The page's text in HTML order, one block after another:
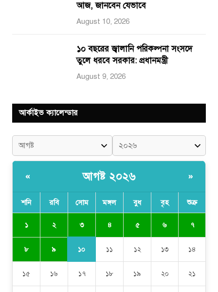
আজ, জানবেন যেভাবে
August 10, 2026
১০ বছরের জ্বালানি পরিকল্পনা সংসদে
তুলে ধরবে সরকার: প্রধানমন্ত্রী
August 9, 2026
আর্কাইভ ক্যালেন্ডার
« আগষ্ট ২০২৬ »
শনি রবি সোম মঙ্গল বুধ বৃহ শুক্র
১ ২ ৩ ৪ ৫ ৬ ৭
৮ ৯ ১০ ১১ ১২ ১৩ ১৪
১৫ ১৬ ১৭ ১৮ ১৯ ২০ ২১